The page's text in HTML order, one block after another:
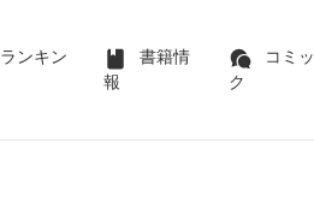
ランキン
書籍情
報
コミッ
ク